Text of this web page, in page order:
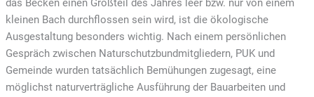
das Becken einen Großteil des Jahres leer bzw. nur von einem
kleinen Bach durchflossen sein wird, ist die ökologische
Ausgestaltung besonders wichtig. Nach einem persönlichen
Gespräch zwischen Naturschutzbundmitgliedern, PUK und
Gemeinde wurden tatsächlich Bemühungen zugesagt, eine
möglichst naturverträgliche Ausführung der Bauarbeiten und